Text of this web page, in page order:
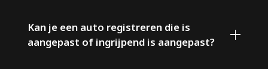
Kan je een auto registreren die is
aangepast of ingrijpend is aangepast?